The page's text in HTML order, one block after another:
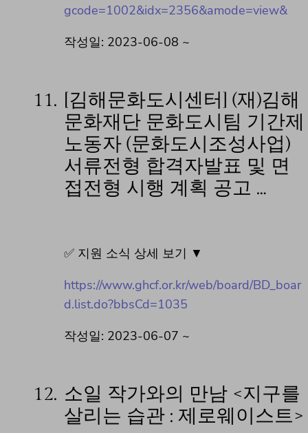
gcode=1002&idx=2356&amode=view&
작성일: 2023-06-08 ~
11.
[김해문화도시센터] (재)김해
문화재단 문화도시팀 기간제
노동자 (문화도시조성사업)
서류전형 합격자발표 및 면
접전형 시행 계획 공고 …
✅ 지원 소식 상세 보기 ▼
https://www.ghcf.or.kr/web/board/BD_boar
d.list.do?bbsCd=1035
작성일: 2023-06-07 ~
12. 소일 작가와의 만남 <지구를
살리는 습관 : 제로웨이스트>